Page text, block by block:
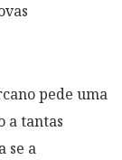
pede uma
a tantas
se a